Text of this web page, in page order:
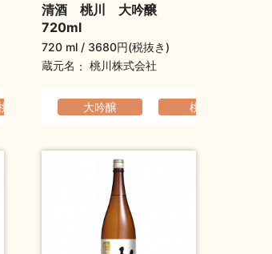
の日ギフト
ルーティ 元旦祝い酒 父の日ギフト
川 軽快でなめらか
清酒 桃川 大吟醸
720ml
720 ml
3680円(税抜き)
蔵元名
桃川株式会社
大吟醸 桃川